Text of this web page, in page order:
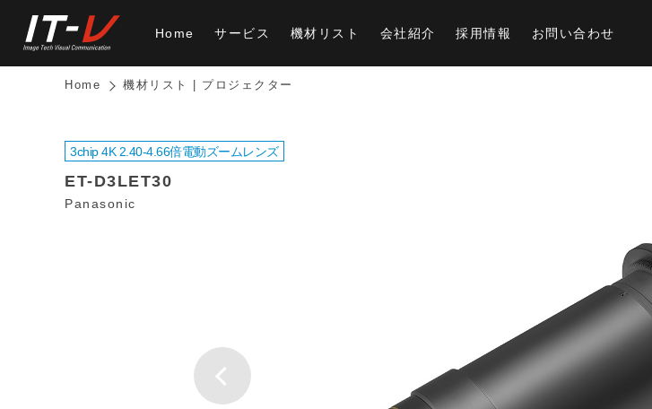
Home サービス 機材リスト 会社紹介 採用情報 お問い合わせ
Home 機材リスト | プロジェクター
3chip 4K 2.40-4.66倍電動ズームレンズ
ET-D3LET30
Panasonic